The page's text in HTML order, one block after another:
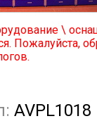
\
Пожалуйста,
AVPL1018